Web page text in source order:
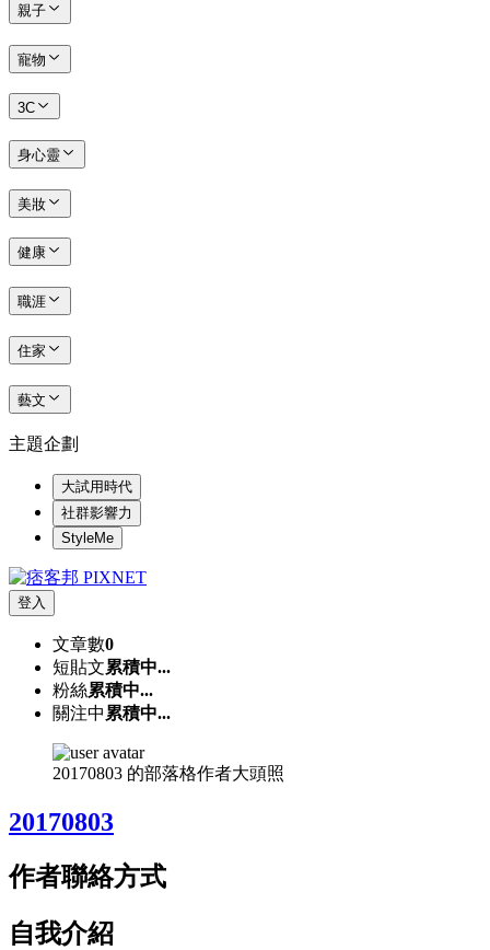
親子
寵物
3C
身心靈
美妝
健康
職涯
住家
藝文
主題企劃
大試用時代
社群影響力
StyleMe
登入
文章數0
短貼文累積中...
粉絲累積中...
關注中 累積中...
20170803 的部落格作者大頭照
20170803
作者聯絡方式
自我介紹